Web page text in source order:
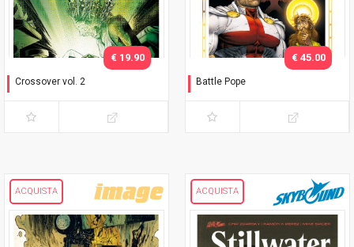
Crossover vol. 2
€ 19.90
Battle Pope
€ 45.00
ACQUISTA ACQUISTA